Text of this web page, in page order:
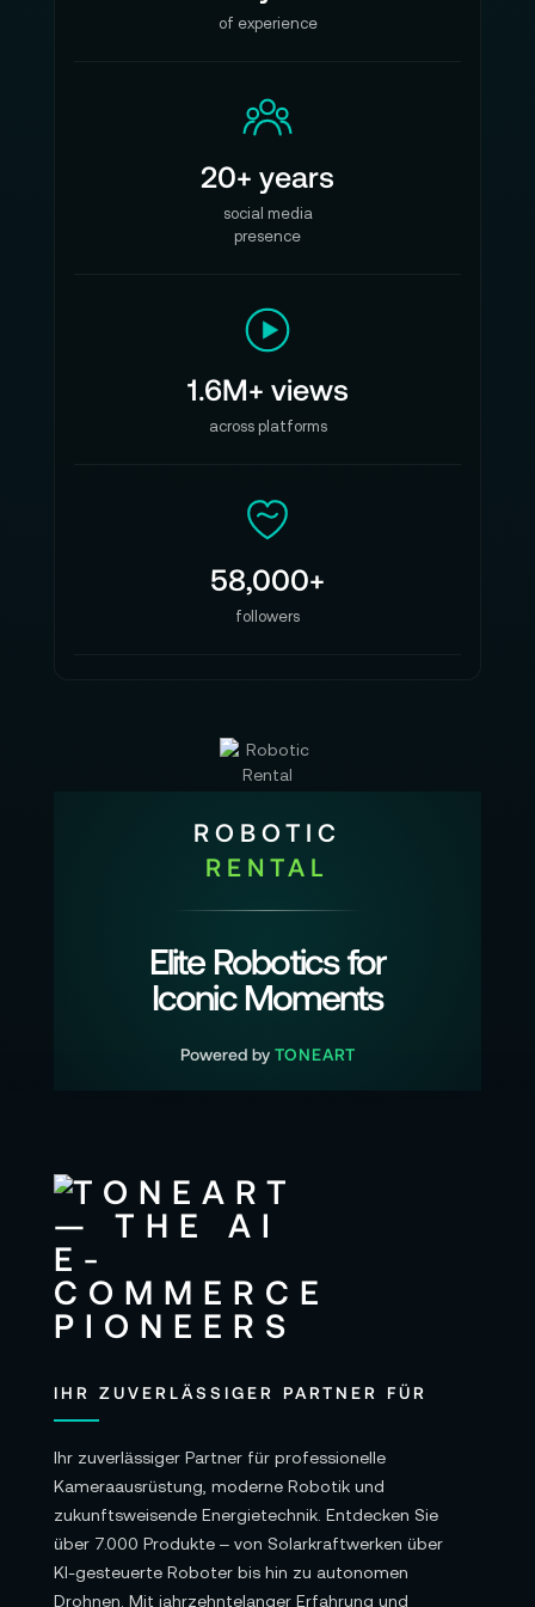
of experience
20+ years
social media
presence
1.6M+ views
across platforms
58,000+
followers
ROBOTIC
RENTAL
Elite Robotics for
Iconic Moments
Powered by TONEART
IHR ZUVERLÄSSIGER PARTNER FÜR
Ihr zuverlässiger Partner für professionelle
Kameraausrüstung, moderne Robotik und
zukunftsweisende Energietechnik. Entdecken Sie
über 7.000 Produkte – von Solarkraftwerken über
KI-gesteuerte Roboter bis hin zu autonomen
Drohnen. Mit jahrzehntelanger Erfahrung und